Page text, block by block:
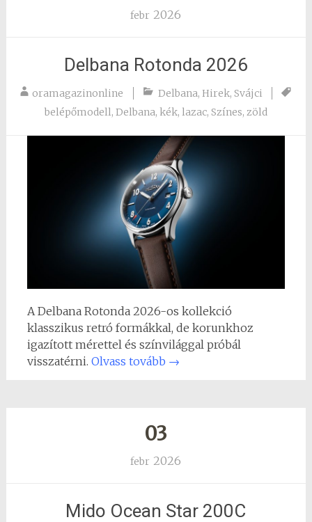
febr 2026
Delbana Rotonda 2026
oramagazinonline Delbana,Hirek,Svájci
belépőmodell, Delbana, kék, lazac, Színes, zöld
A Delbana Rotonda 2026-os kollekció
klasszikus retró formákkal, de korunkhoz
igazított mérettel és színvilággal próbál
visszatérni. Olvass tovább →
03
febr 2026
Mido Ocean Star 200C